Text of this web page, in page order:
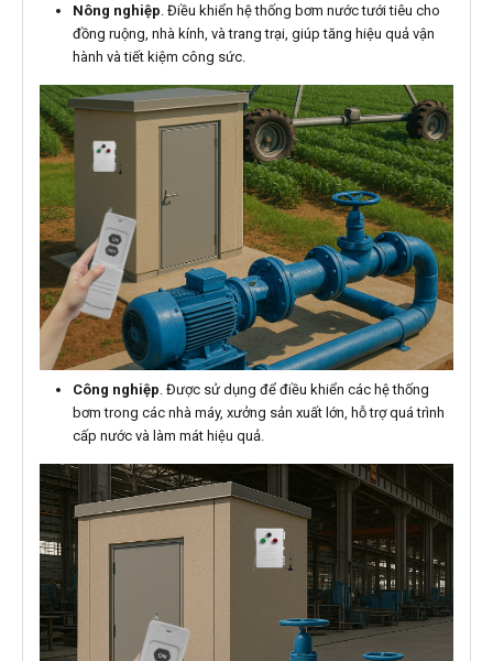
Nông nghiệp. Điều khiển hệ thống bơm nước tưới tiêu cho
đồng ruộng, nhà kính, và trang trại, giúp tăng hiệu quả vận
hành và tiết kiệm công sức.
Công nghiệp. Được sử dụng để điều khiển các hệ thống
bơm trong các nhà máy, xưởng sản xuất lớn, hỗ trợ quá trình
cấp nước và làm mát hiệu quả.